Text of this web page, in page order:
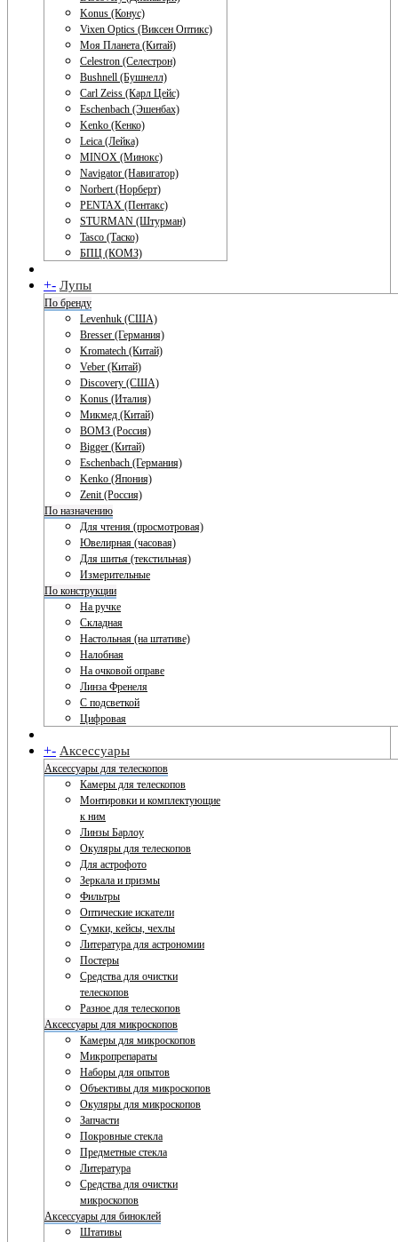
Konus (Конус)
Vixen Optics (Виксен Оптикс)
Моя Планета (Китай)
Celestron (Селестрон)
Bushnell (Бушнелл)
Carl Zeiss (Карл Цейс)
Eschenbach (Эшенбах)
Kenko (Кенко)
Leica (Лейка)
MINOX (Минокс)
Navigator (Навигатор)
Norbert (Норберт)
PENTAX (Пентакс)
STURMAN (Штурман)
Tasco (Таско)
БПЦ (КОМЗ)
+- Лупы
По бренду
Levenhuk (США)
Bresser (Германия)
Kromatech (Китай)
Veber (Китай)
Discovery (США)
Konus (Италия)
Микмед (Китай)
ВОМЗ (Россия)
Bigger (Китай)
Eschenbach (Германия)
Kenko (Япония)
Zenit (Россия)
По назначению
Для чтения (просмотровая)
Ювелирная (часовая)
Для шитья (текстильная)
Измерительные
По конструкции
На ручке
Складная
Настольная (на штативе)
Налобная
На очковой оправе
Линза Френеля
С подсветкой
Цифровая
+- Аксессуары
Аксессуары для телескопов
Камеры для телескопов
Монтировки и комплектующие
к ним
Линзы Барлоу
Окуляры для телескопов
Для астрофото
Зеркала и призмы
Фильтры
Оптические искатели
Сумки, кейсы, чехлы
Литература для астрономии
Постеры
Средства для очистки
телескопов
Разное для телескопов
Аксессуары для микроскопов
Камеры для микроскопов
Микропрепараты
Наборы для опытов
Объективы для микроскопов
Окуляры для микроскопов
Запчасти
Покровные стекла
Предметные стекла
Литература
Средства для очистки
микроскопов
Аксессуары для биноклей
Штативы